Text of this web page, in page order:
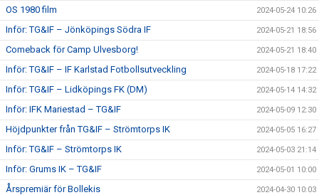
OS 1980 film 2024-05-24 10:26
Inför: TG&IF – Jönköpings Södra IF 2024-05-21 18:56
Comeback för Camp Ulvesborg! 2024-05-21 18:40
Inför: TG&IF – IF Karlstad Fotbollsutveckling 2024-05-18 17:22
Inför: TG&IF – Lidköpings FK (DM) 2024-05-14 14:32
Inför: IFK Mariestad – TG&IF 2024-05-09 12:30
Höjdpunkter från TG&IF – Strömtorps IK 2024-05-05 16:27
Inför: TG&IF – Strömtorps IK 2024-05-03 21:14
Inför: Grums IK – TG&IF 2024-05-01 10:00
Årspremiär för Bollekis 2024-04-30 10:03